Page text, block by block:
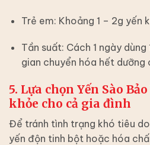
Trẻ em: Khoảng 1 – 2g yến
Tần suất: Cách 1 ngày
gian chuyển hóa hết dưỡng
5. Lựa chọn Yến Sào
khỏe cho cả gia đình
Để tránh tình trạng khó tiêu
yến độn tinh bột hoặc hóa